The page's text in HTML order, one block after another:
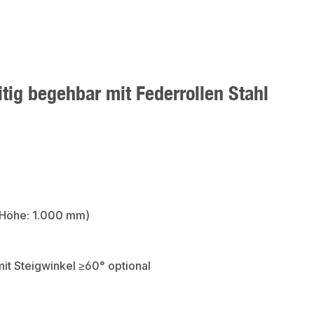
begehbar mit Federrollen Stahl
1.000 mm)
Steigwinkel ≥60° optional